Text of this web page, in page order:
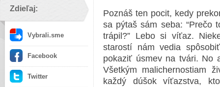
Zdieľaj:
Vybrali.sme
Facebook
Twitter
Poznáš ten pocit, kedy
sa pýtaš sám seba: “Prečo
trápil?” Lebo si víťaz.
starostí nám vedia
pokaziť úsmev na tvári. No a
Všetkým malichernostiam
každý dúšok víťazstva,